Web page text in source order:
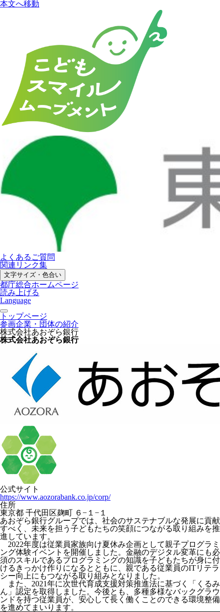
本文へ移動
よくあるご質問
関連リンク集
文字サイズ・色合い
都庁総合ホームページ
読み上げる
Language
トップページ
参画企業・団体の紹介
株式会社あおぞら銀行
株式会社あおぞら銀行
公式サイト
https://www.aozorabank.co.jp/corp/
住所
東京都 千代田区麹町 ６−１−１
あおぞら銀行グループでは、社会のサステナブルな発展に貢献
すべく、未来を担う子どもたちの笑顔につながる取り組みを推
進しています。
2022年度は従業員家族向け夏休み企画として親子プログラミ
ング体験イベントを開催しました。金融のデジタル変革にも必
須のスキルであるプログラミングの知識を子どもたちが身に付
けるきっかけ作りになるとともに、親である従業員のITリテラ
シー向上にもつながる取り組みとなりました。
また、2021年に次世代育成支援対策推進法に基づく「くるみ
ん」認定を取得しました。今後とも、多種多様なバックグラウ
ンドを持つ従業員が、安心して長く働くことのできる環境整備
を進めてまいります。